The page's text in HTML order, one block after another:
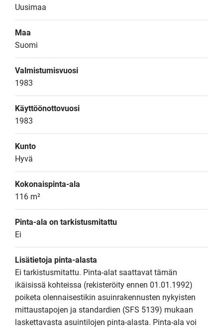
Uusimaa
Maa
Suomi
Valmistumisvuosi
1983
Käyttöönottovuosi
1983
Kunto
Hyvä
Kokonaispinta-ala
116 m²
Pinta-ala on tarkistusmitattu
Ei
Lisätietoja pinta-alasta
Ei tarkistusmitattu. Pinta-alat saattavat tämän
ikäisissä kohteissa (rekisteröity ennen 01.01.1992)
poiketa olennaisestikin asuinrakennusten nykyisten
mittaustapojen ja standardien (SFS 5139) mukaan
laskettavasta asuintilojen pinta-alasta. Pinta-ala voi